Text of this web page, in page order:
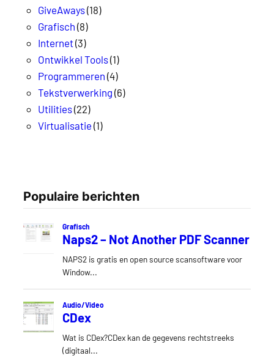
GiveAways(18)
Grafisch (8)
Internet(3)
Ontwikkel Tools(1)
Programmeren (4)
Tekstverwerking (6)
Utilities(22)
Virtualisatie (1)
Populaire berichten